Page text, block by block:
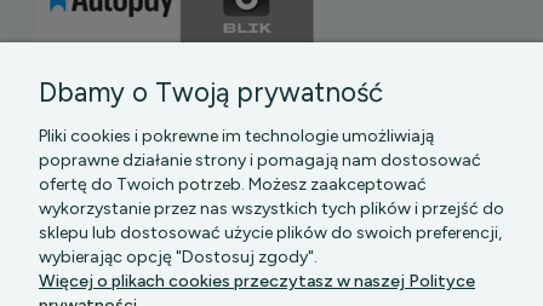
PGK MAZOWSZE SP Z O.O.|| Bartycka 24-210B,
00-716 WARSZAWA, woj. mazowieckie || NIP:
Dbamy o Twoją prywatność
Pliki cookies i pokrewne im technologie umożliwiają
poprawne działanie strony i pomagają nam dostosować
ofertę do Twoich potrzeb. Możesz zaakceptować
wykorzystanie przez nas wszystkich tych plików i przejść do
sklepu lub dostosować użycie plików do swoich preferencji,
wybierając opcję "Dostosuj zgody".
Więcej o plikach cookies przeczytasz w naszej Polityce